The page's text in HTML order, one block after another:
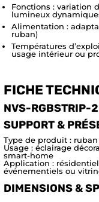
Fonctions : variation
lumineux
Alimentation :
ruban)
Températures
usage intérieur ou
FICHE
NVS-RGBSTRIP-
SUPPORT &
Type de produit :
Usage : éclairage
smart-home
Application :
événementiels ou
DIMENSIONS &